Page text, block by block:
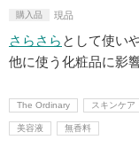
購入品 現品
さらさら として使い
他に使う化粧品に影
The Ordinary スキンケア
美容液 無香料